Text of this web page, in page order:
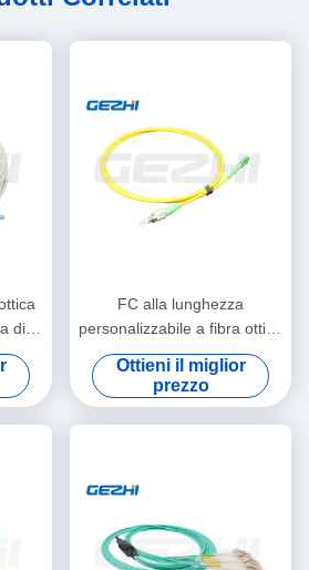
di
FC alla lunghezza
personalizzabile a fibra ottica
semplice del cavo di toppa di
LC MP per la trasmissione
dei dati
Ottieni il miglior
prezzo